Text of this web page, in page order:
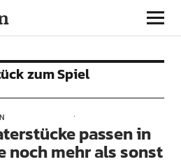
zum Spiel
passen in
noch mehr als sonst